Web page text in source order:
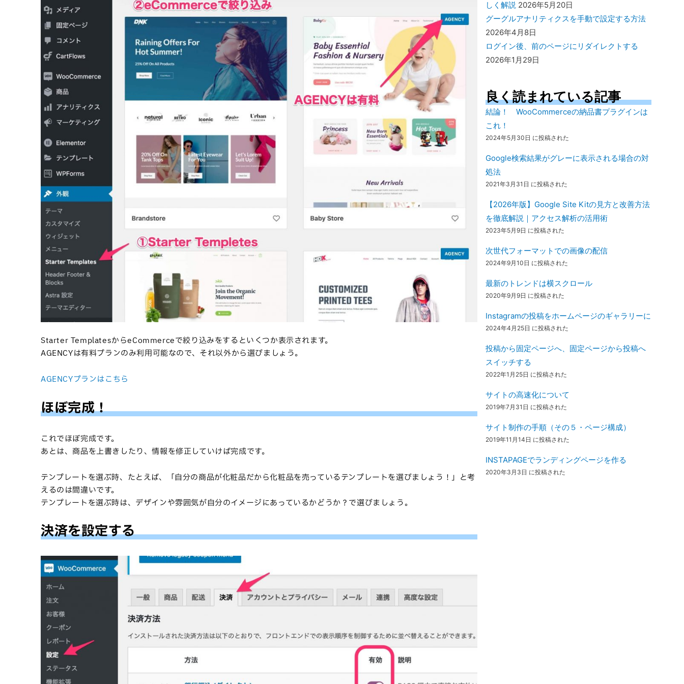
Starter TemplatesからeCommerceで絞り込みをするといくつか表示されます。
AGENCYは有料プランのみ利用可能なので、それ以外から選びましょう。
AGENCYプランはこちら
ほぼ完成！
これでほぼ完成です。
あとは、商品を上書きしたり、情報を修正していけば完成です。
テンプレートを選ぶ時、たとえば、「自分の商品が化粧品だから化粧品を売っているテンプレートを選びましょう！」と考
えるのは間違いです。
テンプレートを選ぶ時は、デザインや雰囲気が自分のイメージにあっているかどうか？で選びましょう。
決済を設定する
しく解説 2026年5月20日
グーグルアナリティクスを手動で設定する方法
2026年4月8日
ログイン後、前のページにリダイレクトする
2026年1月29日
良く読まれている記事
結論！ WooCommerceの納品書プラグインは
これ！
2024年5月30日 に投稿された
Google検索結果がグレーに表示される場合の対
処法
2021年3月31日 に投稿された
【2026年版】Google Site Kitの見方と改善方法
を徹底解説｜アクセス解析の活用術
2023年5月9日 に投稿された
次世代フォーマットでの画像の配信
2024年9月10日 に投稿された
最新のトレンドは横スクロール
2020年9月9日 に投稿された
Instagramの投稿をホームページのギャラリーに
2024年4月25日 に投稿された
投稿から固定ページへ、固定ページから投稿へ
スイッチする
2022年1月25日 に投稿された
サイトの高速化について
2019年7月31日 に投稿された
サイト制作の手順（その５・ページ構成）
2019年11月14日 に投稿された
INSTAPAGEでランディングページを作る
2020年3月3日 に投稿された